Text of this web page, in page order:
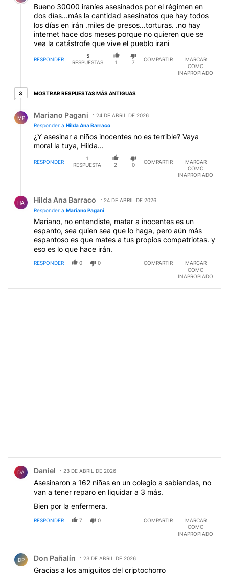
Bueno 30000 iraníes asesinados por el régimen en
dos días...más la cantidad asesinatos que hay todos
los días en irán .miles de presos...torturas. .no hay
internet hace dos meses porque no quieren que se
vea la catástrofe que vive el pueblo irani
RESPONDER
5
RESPUESTAS
1 7
COMPARTIR
MARCAR
COMO
INAPROPIADO
33 respuestas más antiguas
MOSTRAR RESPUESTAS MÁS ANTIGUAS
MP Mariano Pagani
24 DE ABRIL DE 2026
Responder a Hilda Ana Barraco
¿Y asesinar a niños inocentes no es terrible? Vaya
moral la tuya, Hilda...
RESPONDER
1
RESPUESTA
2 0
COMPARTIR
MARCAR
COMO
INAPROPIADO
HA Hilda Ana Barraco
24 DE ABRIL DE 2026
Responder a Mariano Pagani
Mariano, no entendiste, matar a inocentes es un
espanto, sea quien sea que lo haga, pero aún más
espantoso es que mates a tus propios compatriotas. y
eso es lo que hace irán.
RESPONDER 0 0 COMPARTIR
MARCAR
COMO
INAPROPIADO
DA Daniel 23 DE ABRIL DE 2026
Asesinaron a 162 niñas en un colegio a sabiendas, no
van a tener reparo en liquidar a 3 más.
Bien por la enfermera.
RESPONDER 7 0 COMPARTIR
MARCAR
COMO
INAPROPIADO
DP Don Pañalín 23 DE ABRIL DE 2026
Gracias a los amiguitos del criptochorro